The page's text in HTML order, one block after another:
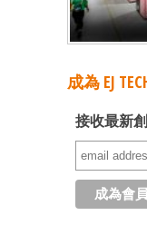
成為 EJ
接收最新